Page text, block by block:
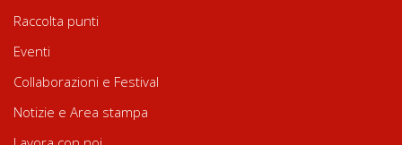
Raccolta punti
Eventi
Collaborazioni e Festival
Notizie e Area stampa